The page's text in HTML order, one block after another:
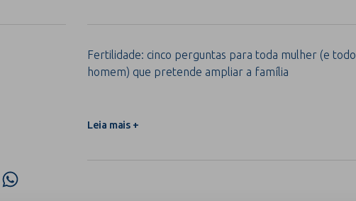
Fertilidade: cinco perguntas para toda mulher (e todo
homem) que pretende ampliar a família
Leia mais +